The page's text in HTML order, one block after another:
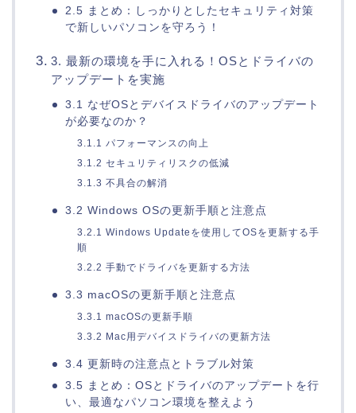
2.5 まとめ：しっかりとしたセキュリティ対策
で新しいパソコンを守ろう！
3. 最新の環境を手に入れる！OSとドライバの
アップデートを実施
3.1 なぜOSとデバイスドライバのアップデート
が必要なのか？
3.1.1 パフォーマンスの向上
3.1.2 セキュリティリスクの低減
3.1.3 不具合の解消
3.2 Windows OSの更新手順と注意点
3.2.1 Windows Updateを使用してOSを更新する手
順
3.2.2 手動でドライバを更新する方法
3.3 macOSの更新手順と注意点
3.3.1 macOSの更新手順
3.3.2 Mac用デバイスドライバの更新方法
3.4 更新時の注意点とトラブル対策
3.5 まとめ：OSとドライバのアップデートを行
い、最適なパソコン環境を整えよう